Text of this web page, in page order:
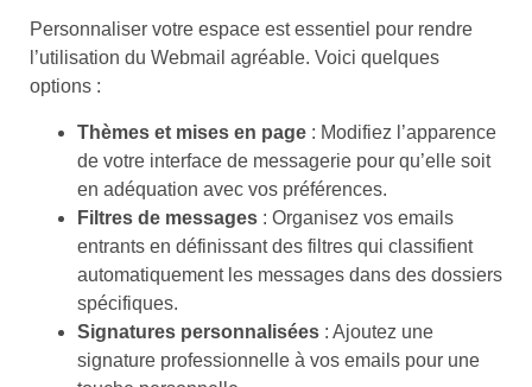
Personnaliser votre espace est essentiel pour rendre
l’utilisation du Webmail agréable. Voici quelques
options :
Thèmes et mises en page : Modifiez l’apparence
de votre interface de messagerie pour qu’elle soit
en adéquation avec vos préférences.
Filtres de messages : Organisez vos emails
entrants en définissant des filtres qui classifient
automatiquement les messages dans des dossiers
spécifiques.
Signatures personnalisées : Ajoutez une
signature professionnelle à vos emails pour une